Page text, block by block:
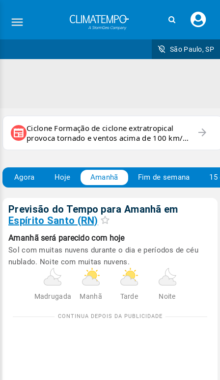
seu
São Paulo, SP
newspaper Ciclone Formação de ciclone extratropical
provoca tornado e ventos acima de 100 km/h
no RS
arrow_forward
Agora Hoje Amanhã Fim de semana 15
Previsão do Tempo para Amanhã em
Espírito Santo (RN)
Amanhã será parecido com hoje
Sol com muitas nuvens durante o dia e períodos de céu
nublado. Noite com muitas nuvens.
Madrugada Manhã Tarde Noite